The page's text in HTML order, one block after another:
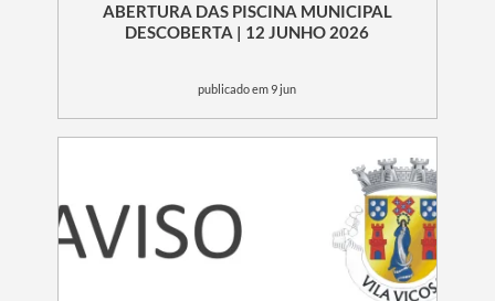
ABERTURA DAS PISCINA MUNICIPAL
DESCOBERTA | 12 JUNHO 2026
publicado em 9 jun